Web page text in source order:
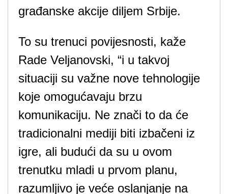
građanske akcije diljem Srbije.
To su trenuci povijesnosti, kaže
Rade Veljanovski, “i u takvoj
situaciji su važne nove tehnologije
koje omogućavaju brzu
komunikaciju. Ne znači to da će
tradicionalni mediji biti izbačeni iz
igre, ali budući da su u ovom
trenutku mladi u prvom planu,
razumljivo je veće oslanjanje na